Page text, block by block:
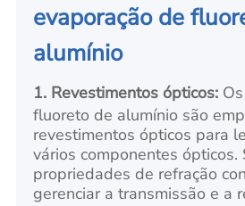
evaporação de
alumínio
1. Revestimentos ópticos:
fluoreto de alumínio são
revestimentos ópticos para
vários componentes ópticos.
propriedades de refração
gerenciar a transmissão e a